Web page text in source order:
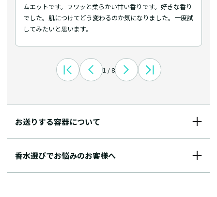
ムエットです。フワッと柔らかい甘い香りです。好きな香り
でした。肌につけてどう変わるのか気になりました。一度試
してみたいと思います。
1 / 8
お送りする容器について
香水選びでお悩みのお客様へ